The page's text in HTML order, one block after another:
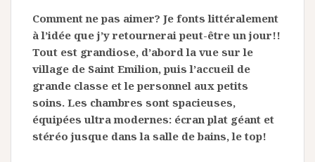
Comment ne pas aimer? Je fonts littéralement
à l’idée que j’y retournerai peut-être un jour!!
Tout est grandiose, d’abord la vue sur le
village de Saint Emilion, puis l’accueil de
grande classe et le personnel aux petits
soins. Les chambres sont spacieuses,
équipées ultra modernes: écran plat géant et
stéréo jusque dans la salle de bains, le top!